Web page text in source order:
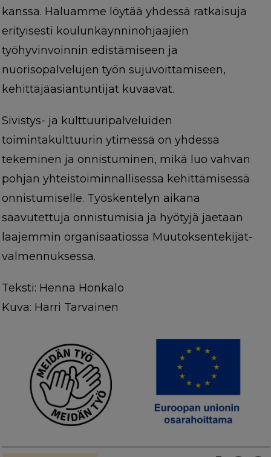
kanssa. Haluamme löytää yhdessä ratkaisuja
erityisesti koulunkäynninohjaajien
työhyvinvoinnin edistämiseen ja
nuorisopalvelujen työn sujuvoittamiseen,
kehittäjäasiantuntijat kuvaavat.
Sivistys- ja kulttuuripalveluiden
toimintakulttuurin ytimessä on yhdessä
tekeminen ja onnistuminen, mikä luo vahvan
pohjan yhteistoiminnallisessa kehittämisessä
onnistumiselle. Työskentelyn aikana
saavutettuja onnistumisia ja hyötyjä jaetaan
laajemmin organisaatiossa Muutoksentekijät-
valmennuksessa.
Teksti: Henna Honkalo
Kuva: Harri Tarvainen